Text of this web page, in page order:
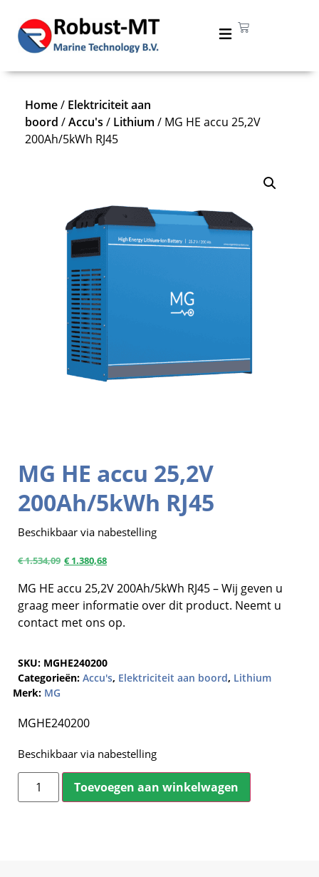
MG HE accu 25,2V
200Ah/5kWh RJ45
Beschikbaar via nabestelling
€1.534,09 €1.380,68
MG HE accu 25,2V 200Ah/5kWh RJ45 – Wij geven u
graag meer informatie over dit product. Neemt u
contact met ons op.
SKU: MGHE240200
Categorieën: Accu's, Elektriciteit aan boord, Lithium
Merk: MG
MGHE240200
Beschikbaar via nabestelling
Toevoegen aan winkelwagen
Home/ Elektriciteit aan
boord /Accu's / Lithium / MG HE accu 25,2V
200Ah/5kWh RJ45